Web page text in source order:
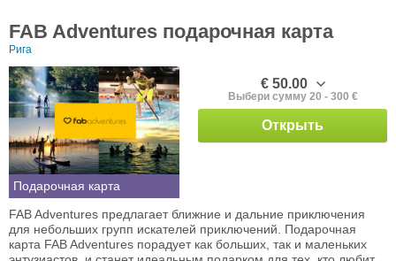
FAB Adventures подарочная карта
Рига
Подарочная карта
€ 50.00
Выбери сумму 20 - 300 €
Открыть
FAB Adventures предлагает ближние и дальние приключения
для небольших групп искателей приключений. Подарочная
карта FAB Adventures порадует как больших, так и маленьких